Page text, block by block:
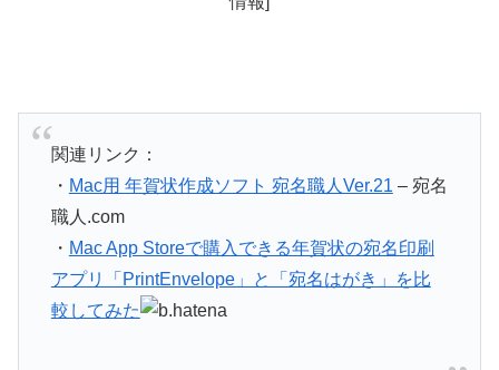
関連リンク：
・ Mac用 年賀状作成ソフト 宛名職人Ver.21 – 宛名
職人.com
・ Mac App Storeで購入できる年賀状の宛名印刷
アプリ「PrintEnvelope」と「宛名はがき」を比
較してみた